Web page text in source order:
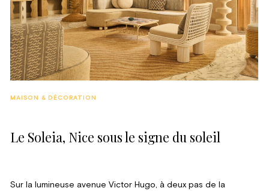
Le Soleia, Nice sous le signe du soleil
MAISON & DÉCORATION
Sur la lumineuse avenue Victor Hugo, à deux pas de la